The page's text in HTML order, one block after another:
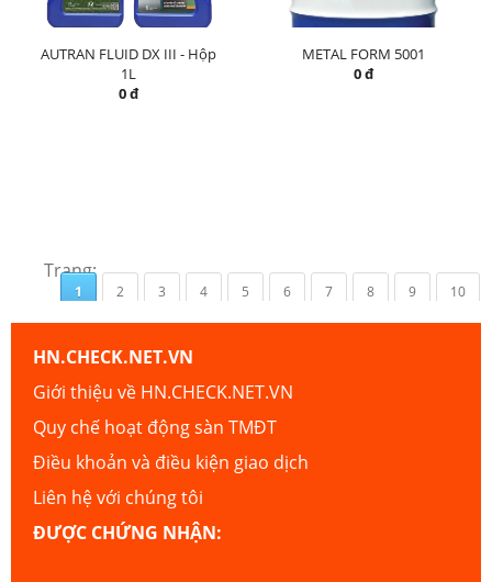
AUTRAN FLUID DX III - Hộp
1L
0 đ
METAL FORM 5001
0 đ
Trang:
1 2 3 4 5 6 7 8 9 10
HN.CHECK.NET.VN
Giới thiệu về HN.CHECK.NET.VN
Quy chế hoạt động sàn TMĐT
Điều khoản và điều kiện giao dịch
Liên hệ với chúng tôi
ĐƯỢC CHỨNG NHẬN: